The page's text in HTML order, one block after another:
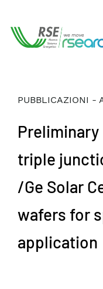
PUBBLICAZIONI -
triple
/Ge Solar
wafers for
application